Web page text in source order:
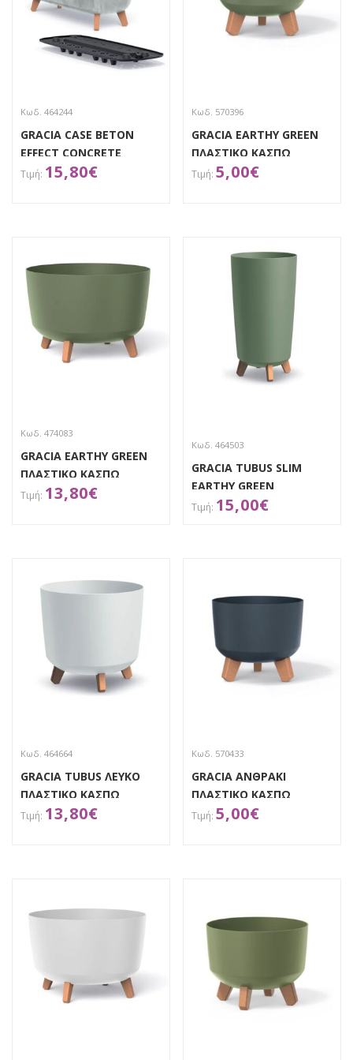
Κωδ. 464244
GRACIA CASE BETON
EFFECT CONCRETE
ΠΛΑΣΤΙΚΟ ΚΑΣΠΩ
15,80€
Κωδ. 570396
GRACIA EARTHY GREEN
ΠΛΑΣΤΙΚΟ ΚΑΣΠΩ
Φ20Χ17.5ΕΚ
5,00€
Κωδ. 474083
GRACIA EARTHY GREEN
ΠΛΑΣΤΙΚΟ ΚΑΣΠΩ
Φ34Χ24ΕΚ
13,80€
Κωδ. 464503
GRACIA TUBUS SLIM
EARTHY GREEN
ΠΛΑΣΤΙΚΟ ΚΑΣΠΩ
15,00€
Κωδ. 464664
GRACIA TUBUS ΛΕΥΚΟ
ΠΛΑΣΤΙΚΟ ΚΑΣΠΩ
Φ30Χ28,5ΕΚ
13,80€
Κωδ. 570433
GRACIA ΑΝΘΡΑΚΙ
ΠΛΑΣΤΙΚΟ ΚΑΣΠΩ
Φ20Χ17.5ΕΚ
5,00€